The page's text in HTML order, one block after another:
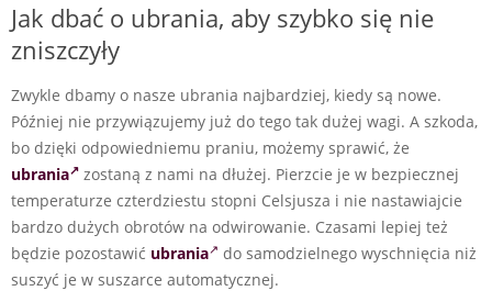
Jak dbać o ubrania, aby szybko się nie
zniszczyły
Zwykle dbamy o nasze ubrania najbardziej, kiedy są nowe.
Później nie przywiązujemy już do tego tak dużej wagi. A szkoda,
bo dzięki odpowiedniemu praniu, możemy sprawić, że
ubrania
zostaną z nami na dłużej. Pierzcie je w bezpiecznej
temperaturze czterdziestu stopni Celsjusza i nie nastawiajcie
bardzo dużych obrotów na odwirowanie. Czasami lepiej też
będzie pozostawić ubrania
do samodzielnego wyschnięcia niż
suszyć je w suszarce automatycznej.